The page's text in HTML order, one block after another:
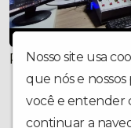
PRESIDETE DO
Nosso site usa
que nós e
você e entender
continuar a